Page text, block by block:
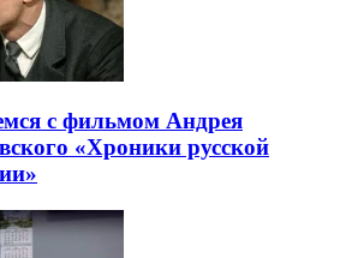
с фильмом Андрея
«Хроники русской